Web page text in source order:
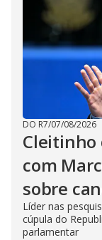
DO R7/07/08/2026
Cleitinho
com
sobre
Líder nas
cúpula do
parlamentar